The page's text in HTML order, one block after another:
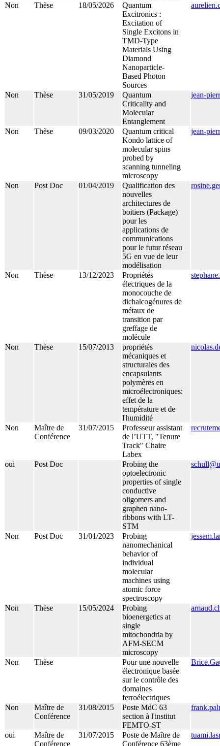
Non Thèse 18/05/2026
Quantum
Excitronics :
Excitation of
Single Excitons in
TMD-Type
Materials Using
Diamond
Nanoparticle-
Based Photon
Sources
Non Thèse 31/05/2019
Quantum
Criticality and
Molecular
Entanglement
jean-
Non Thèse 09/03/2020
Quantum critical
Kondo lattice of
molecular spins
probed by
scanning tunneling
microscopy
jean-
Non Post Doc 01/04/2019
Qualification des
nouvelles
architectures de
boitiers (Package)
pour les
applications de
communications
pour le futur réseau
5G en vue de leur
modélisation
Non Thèse 13/12/2023
Propriétés
électriques de la
monocouche de
dichalcogénures de
métaux de
transition par
greffage de
molécule
Non Thèse 15/07/2013
propriétés
mécaniques et
structurales des
encapsulants
polymères en
microélectroniques:
effet de la
température et de
l'humidité
Non
Maître de
Conférence
31/07/2015
Professeur assistant
de l’UTT, "Tenure
Track" Chaire
Labex
oui Post Doc
Probing the
optoelectronic
properties of single
conductive
oligomers and
graphen nano-
ribbons with LT-
STM
Non Post Doc 31/01/2023
Probing
nanomechanical
behavior of
individual
molecular
machines using
atomic force
spectroscopy
Non Thèse 15/05/2024
Probing
bioenergetics at
single
mitochondria by
AFM-SECM
microscopy
Non Thèse
Pour une nouvelle
électronique basée
sur le contrôle des
domaines
ferroélectriques
Non
Maître de
Conférence
31/08/2015
Poste MdC 63
section à l'institut
FEMTO-ST
oui
Maître de
Conférence
31/07/2015
Poste de Maître de
Conférence 63ème